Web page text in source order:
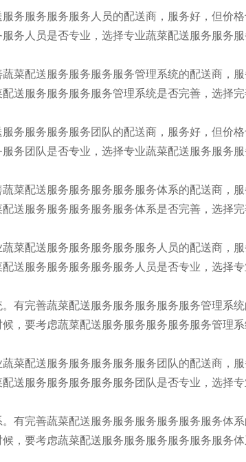
务服务服务服务人员的配送商，服务好，但价
务人员是否专业，选择专业蔬菜配送服务服务
菜配送服务服务服务服务管理系统的配送商，
送服务服务服务服务管理系统是否完善，选择
务服务服务服务团队的配送商，服务好，但价
务团队是否专业，选择专业蔬菜配送服务服务
菜配送服务服务服务服务服务体系的配送商，
送服务服务服务服务服务体系是否完善，选择
菜配送服务服务服务服务服务人员的配送商，
送服务服务服务服务服务人员是否专业，选择
有完善蔬菜配送服务服务服务服务服务管理系
，要考虑蔬菜配送服务服务服务服务服务管理
菜配送服务服务服务服务服务团队的配送商，
送服务服务服务服务服务团队是否专业，选择
有完善蔬菜配送服务服务服务服务服务服务体
，要考虑蔬菜配送服务服务服务服务服务服务